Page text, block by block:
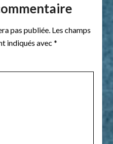
pas publiée. Les champs
indiqués avec *